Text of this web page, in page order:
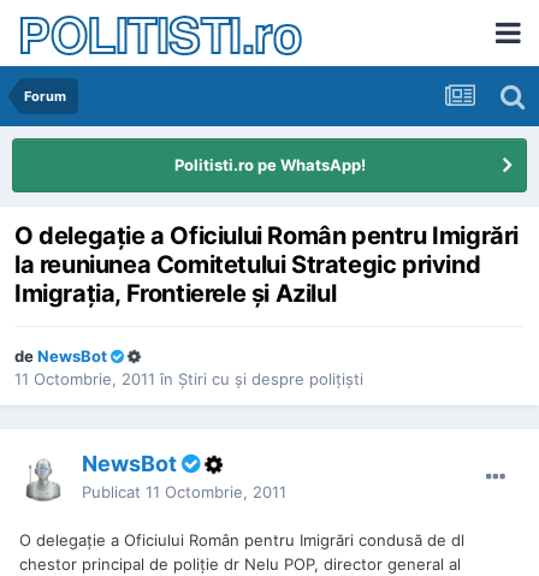
POLITISTI.ro
Forum
Politisti.ro pe WhatsApp!
O delegaţie a Oficiului Român pentru Imigrări
la reuniunea Comitetului Strategic privind
Imigraţia, Frontierele şi Azilul
deNewsBot
11 Octombrie, 2011 în Ştiri cu şi despre poliţişti
NewsBot
Publicat 11 Octombrie, 2011
O delegaţie a Oficiului Român pentru Imigrări condusă de dl
chestor principal de poliţie dr Nelu POP, director general al